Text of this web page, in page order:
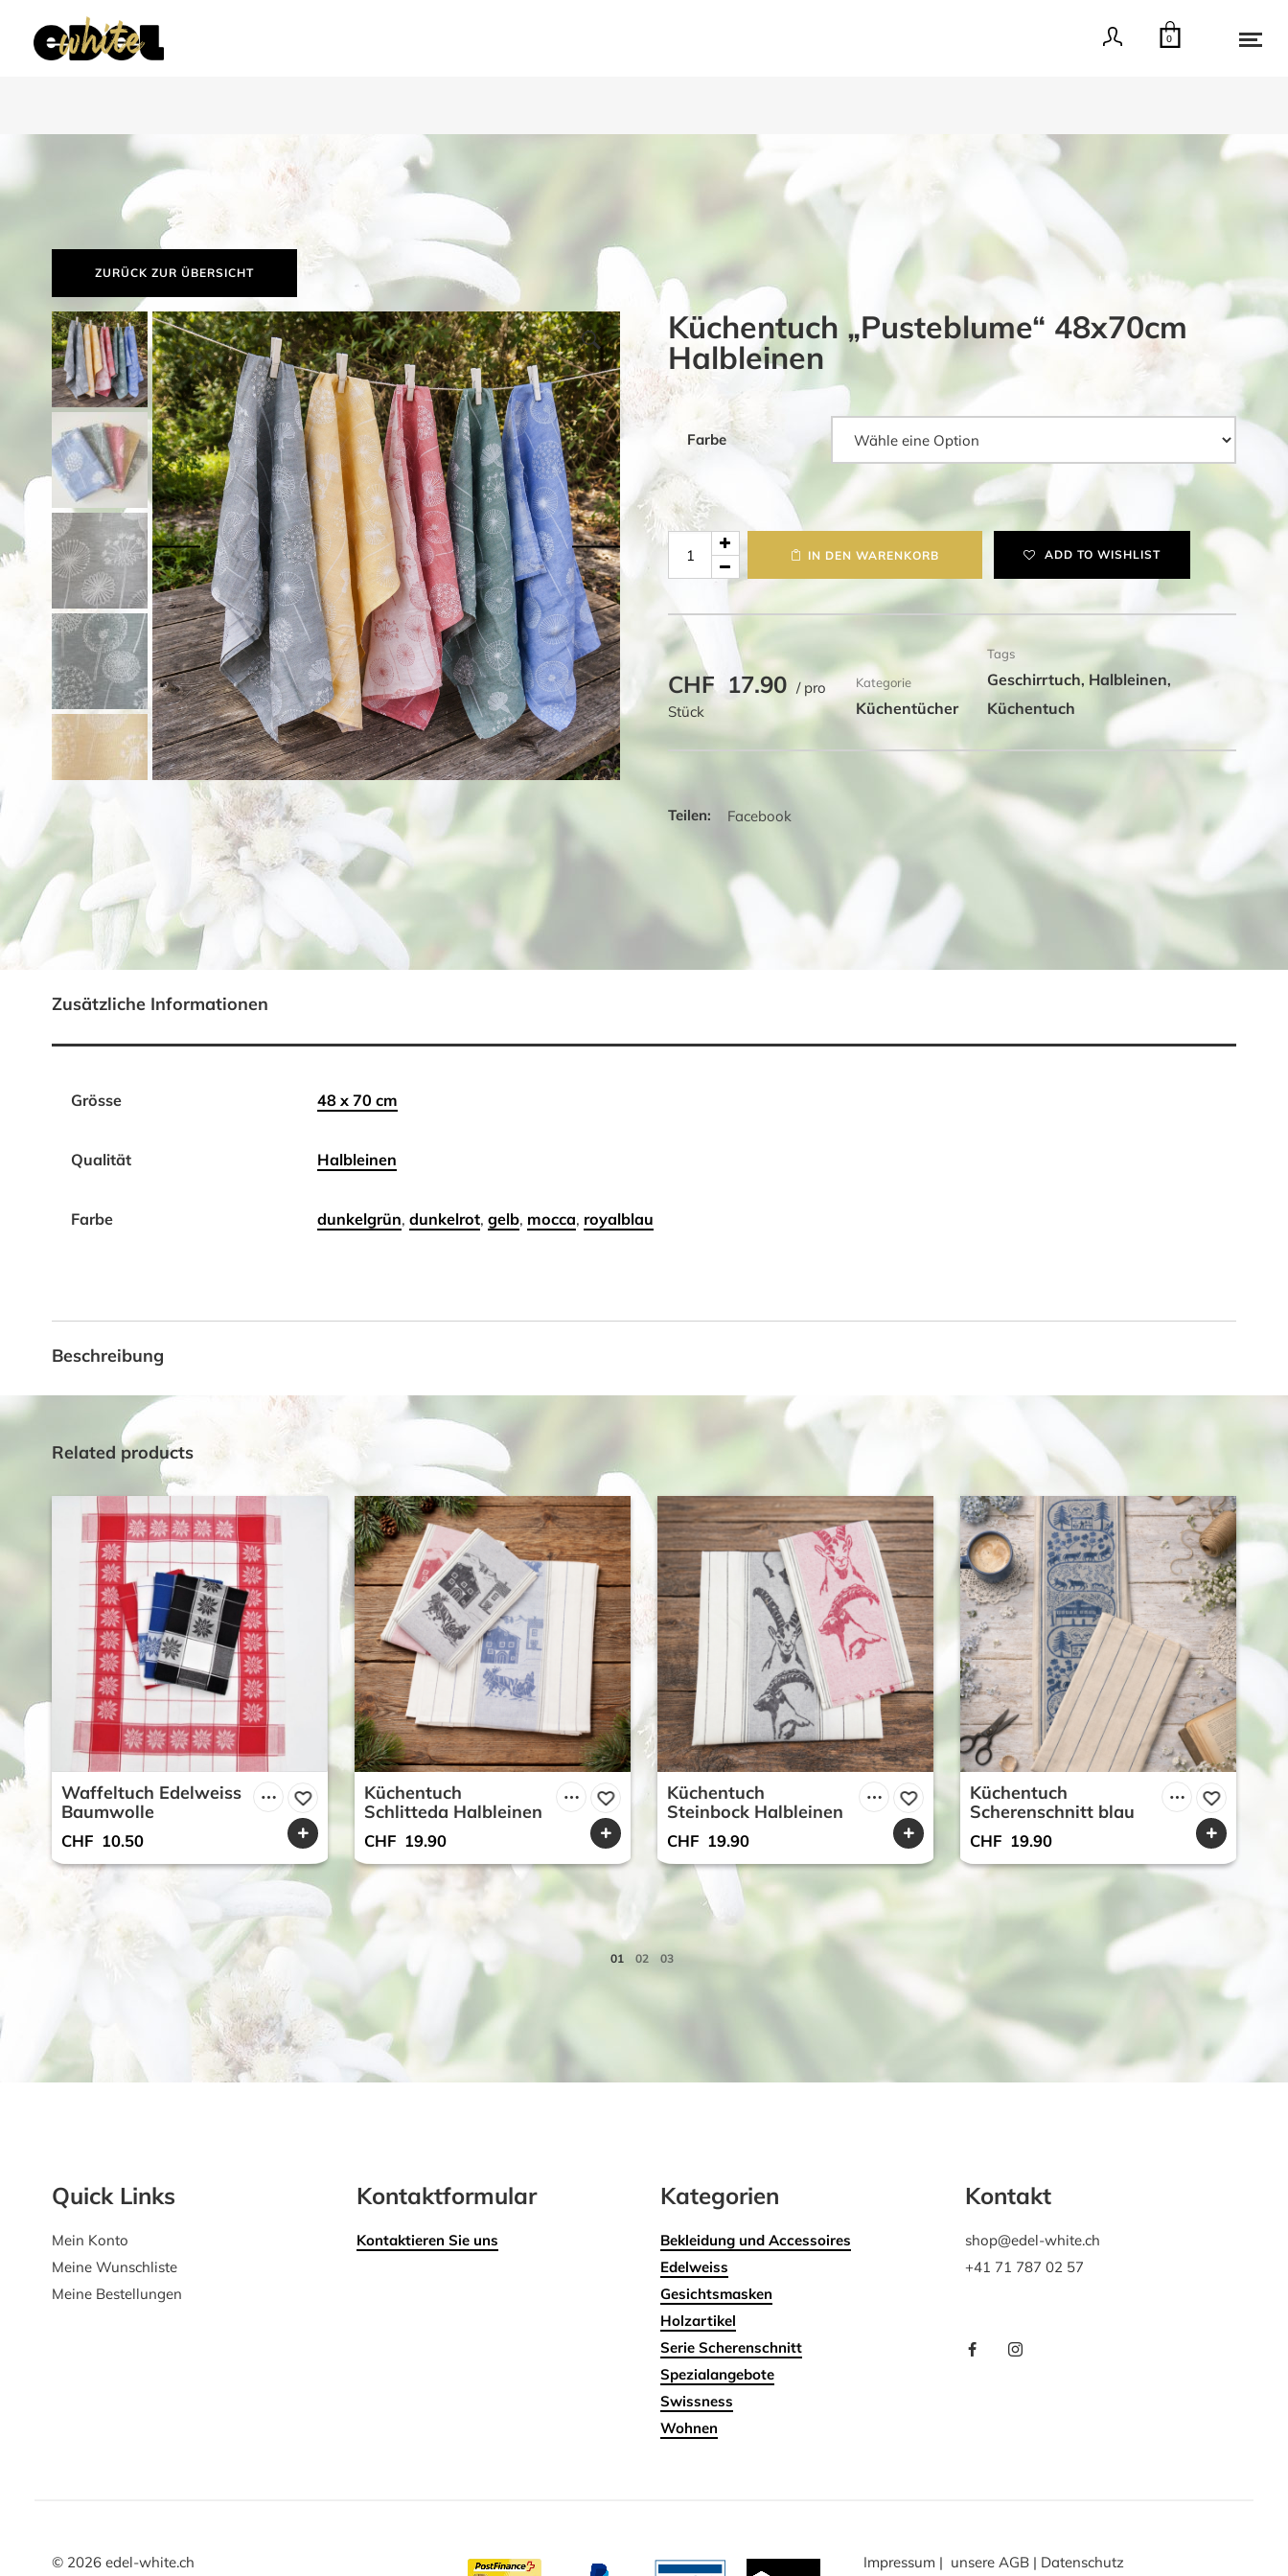
0
ZURÜCK ZUR ÜBERSICHT
Küchentuch „Pusteblume“ 48x70cm
Halbleinen
Farbe
Küchentuch
"Pusteblume"
Halbleinen
Menge
IN DEN WARENKORB ADD TO WISHLIST
CHF 17.90 / pro
Stück
Kategorie
Küchentücher
Tags
Geschirrtuch, Halbleinen,
Küchentuch
Facebook
Zusätzliche Informationen
Grösse 48 x 70 cm
Qualität Halbleinen
Farbe dunkelgrün, dunkelrot, gelb, mocca, royalblau
Beschreibung
Related products
Waffeltuch Edelweiss
Baumwolle
CHF 10.50
Küchentuch
Schlitteda Halbleinen
CHF 19.90
Küchentuch
Steinbock Halbleinen
CHF 19.90
Küchentuch
Scherenschnitt blau
CHF 19.90
Quick Links
Mein Konto
Meine Wunschliste
Meine Bestellungen
Kontaktformular
Kontaktieren Sie uns
Kategorien
Bekleidung und Accessoires
Edelweiss
Gesichtsmasken
Holzartikel
Serie Scherenschnitt
Spezialangebote
Swissness
Wohnen
Kontakt
shop@edel-white.ch
+41 71 787 02 57
© 2026edel-white.ch Impressum | unsere AGB | Datenschutz